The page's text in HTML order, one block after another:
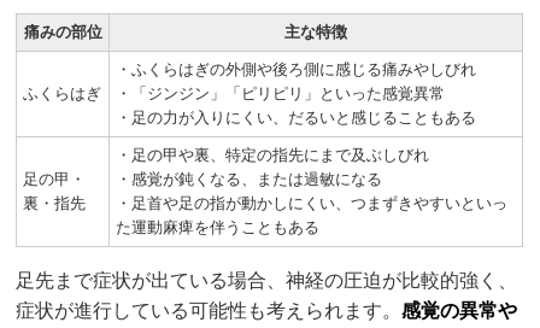
痛みの部位 主な特徴
ふくらはぎ
・ふくらはぎの外側や後ろ側に感じる痛みやしびれ
・「ジンジン」「ピリピリ」といった感覚異常
・足の力が入りにくい、だるいと感じることもある
足の甲・
裏・指先
・足の甲や裏、特定の指先にまで及ぶしびれ
・感覚が鈍くなる、または過敏になる
・足首や足の指が動かしにくい、つまずきやすいといっ
た運動麻痺を伴うこともある
足先まで症状が出ている場合、神経の圧迫が比較的強く、
症状が進行している可能性も考えられます。感覚の異常や